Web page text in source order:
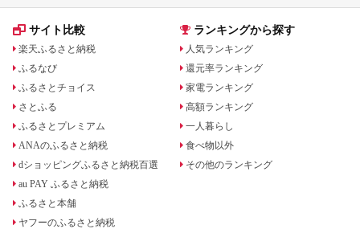
サイト比較
楽天ふるさと納税
ふるなび
ふるさとチョイス
さとふる
ふるさとプレミアム
ANAのふるさと納税
dショッピングふるさと納税百選
au PAY ふるさと納税
ふるさと本舗
ヤフーのふるさと納税
ランキングから探す
人気ランキング
還元率ランキング
家電ランキング
高額ランキング
一人暮らし
食べ物以外
その他のランキング